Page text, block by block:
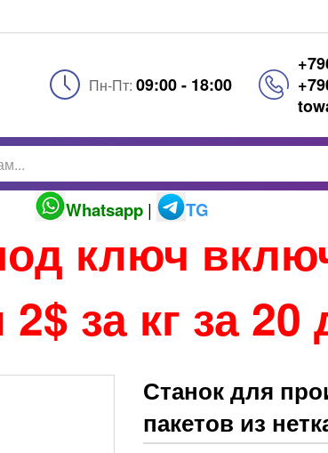
Пн-Пт: 09:00 - 18:00
Whatsapp | TG
ключ
за кг за 20
Станок для
пакетов из